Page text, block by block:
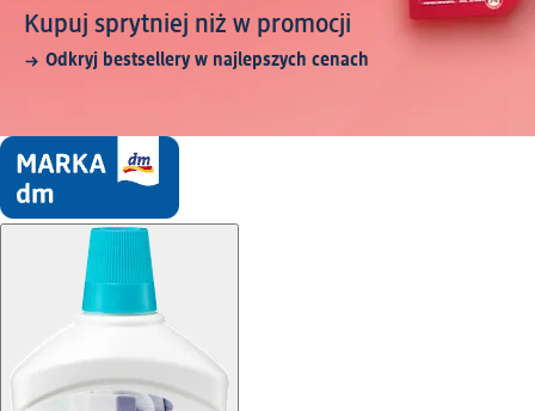
Kupuj sprytniej niż w promocji
Odkryj bestsellery w najlepszych cenach